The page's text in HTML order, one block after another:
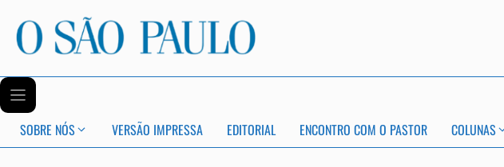
SOBRE NÓS VERSÃO IMPRESSA EDITORIAL ENCONTRO COM O PASTOR COLUNAS